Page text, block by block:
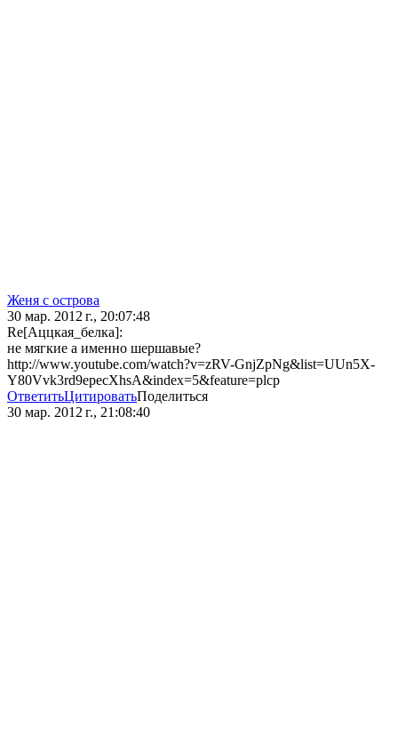
Женя с острова
30 мар. 2012 г., 20:07:48
Re[Аццкая_белка]:
не мягкие а именно шершавые?
http://www.youtube.com/watch?v=zRV-GnjZpNg&list=UUn5X-
Y80Vvk3rd9epecXhsA&index=5&feature=plcp
ОтветитьЦитироватьПоделиться
30 мар. 2012 г., 21:08:40